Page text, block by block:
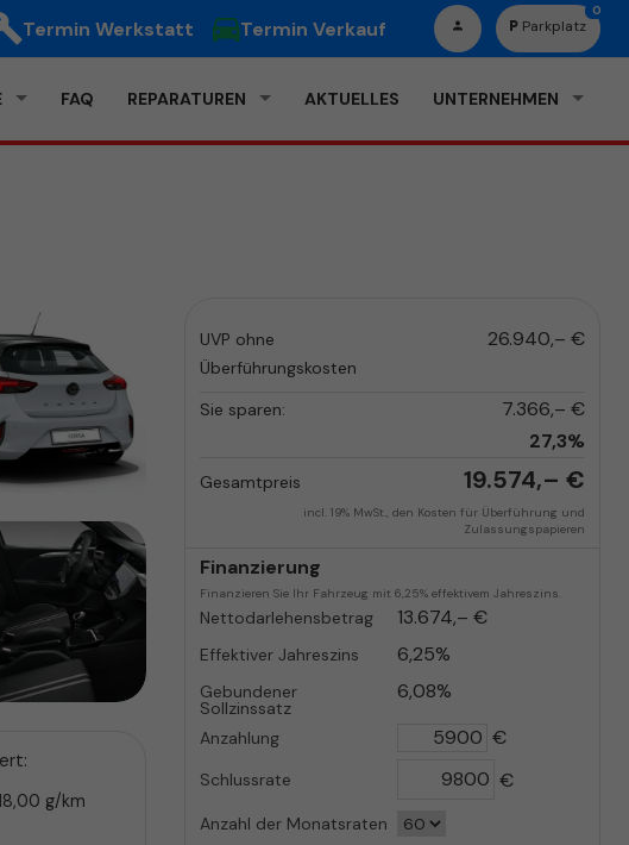
Termin Werkstatt Termin Verkauf Parkplatz
0
FAQ REPARATUREN AKTUELLES UNTERNEHMEN
UVP ohne
Überführungskosten
26.940,– €
Sie sparen:
7.366,– €
27,3%
Gesamtpreis 19.574,– €
incl. 19% MwSt., den Kosten für Überführung und
Zulassungspapieren
Finanzierung
Finanzieren Sie Ihr Fahrzeug mit 6,25% effektivem Jahreszins.
Nettodarlehensbetrag 13.674,– €
Effektiver Jahreszins 6,25%
Gebundener
Sollzinssatz
6,08%
Anzahlung €
Schlussrate €
Anzahl der Monatsraten
g/km